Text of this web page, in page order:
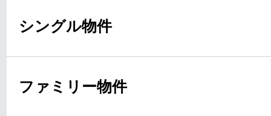
シングル物件
ファミリー物件